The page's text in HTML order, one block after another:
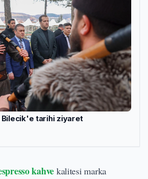
Bilecik'e tarihi ziyaret
kahve kalitesi marka